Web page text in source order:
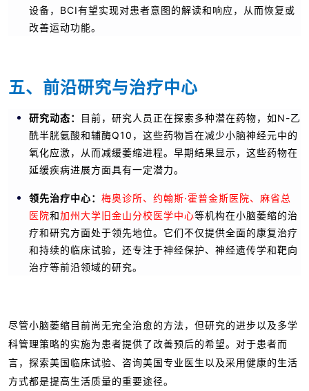
设备，BCI有望实现对患者意图的解读和响应，从而恢复或
改善运动功能。
五、前沿研究与治疗中心
研究动态：
目前，研究人员正在探索多种潜在药物，如N-乙
酰半胱氨酸和辅酶Q10，这些药物旨在减少小脑神经元中的
氧化应激，从而减缓萎缩进程。早期结果显示，这些药物在
延缓疾病进展方面具有一定潜力。
领先治疗中心： 梅奥诊所、约翰斯·霍普金斯医院、麻省总
医院和加州大学旧金山分校医学中心等机构在小脑萎缩的治
疗和研究方面处于领先地位。它们不仅提供全面的康复治疗
和持续的临床试验，还专注于神经保护、神经遗传学和靶向
治疗等前沿领域的研究。
尽管小脑萎缩目前尚无完全治愈的方法，但研究的进步以及多学
科管理策略的实施为患者提供了改善预后的希望。对于患者而
言，探索美国临床试验、咨询美国专业医生以及采用健康的生活
方式都是提高生活质量的重要途径。